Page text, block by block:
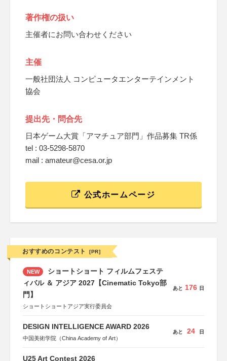
著作権の扱い
主催者にお問い合わせください
主催
一般社団法人 コンピュータエンターテインメント
協会
提出先・問合先
日本ゲーム大賞「アマチュア部門」作品募集 TR係
tel : 03-5298-5870
mail : amateur@cesa.or.jp
公式ホームページ
おすすめのコンテスト [PR]
NEW
ショートショート フィルムフェステ
ィバル ＆ アジア 2027【Cinematic Tokyo部
門】
ショートショートアジア実行委員会
あと 176 日
DESIGN INTELLIGENCE AWARD 2026
中国美術学院（China Academy of Art）
あと 24 日
U25 Art Contest 2026